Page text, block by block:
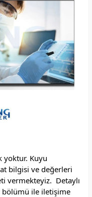
yoktur. Kuyu
bilgisi ve değerleri
vermekteyiz. Detaylı
ile iletişime